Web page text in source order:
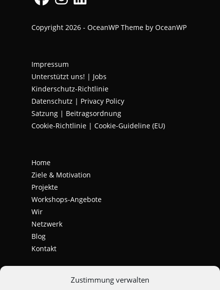
Zustimmung verwalten
in
tab
in
tab
in
Copyright 2026 - OceanWP Theme by OceanWP
Impressum
Unterstützt uns! | Jobs
Kinderschutz-Richtlinie
Datenschutz | Privacy Policy
Satzung | Beitragsordnung
Cookie-Richtlinie | Cookie-Guideline (EU)
Home
Ziele & Motivation
Projekte
Workshops-Angebote
Wir
Netzwerk
Blog
Kontakt